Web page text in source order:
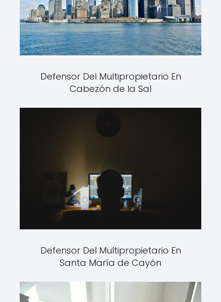
Defensor Del Multipropietario En
Cabezón de la Sal
Defensor Del Multipropietario En
Santa María de Cayón